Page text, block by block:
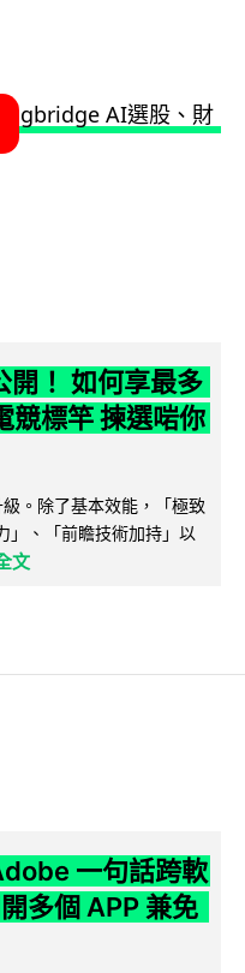
！ 如何享最多
標竿 揀選啱你
。除了基本效能，「極致
」、「前瞻技術加持」以
文
一句話跨軟
多個 APP 兼免